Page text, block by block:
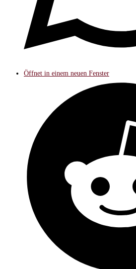
Öffnet in einem neuen Fenster